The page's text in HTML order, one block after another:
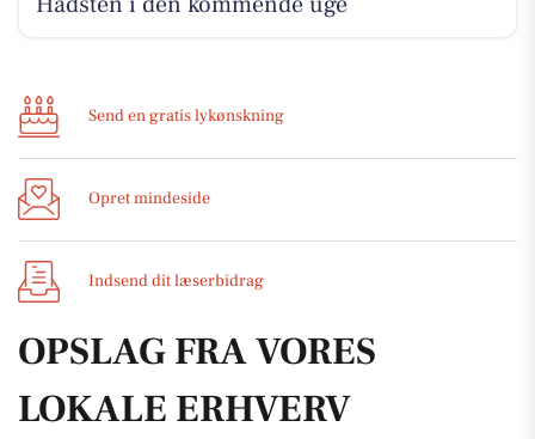
Send en gratis lykønskning
Opret mindeside
Indsend dit læserbidrag
OPSLAG FRA VORES
LOKALE ERHVERV